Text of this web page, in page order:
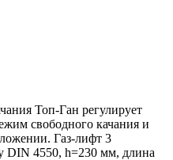
Топ-Ган регулирует
свободного качания и
Газ-лифт 3
DIN 4550, h=230 мм, длина